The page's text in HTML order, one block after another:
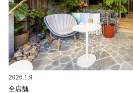
2026.1.9
全店舗,